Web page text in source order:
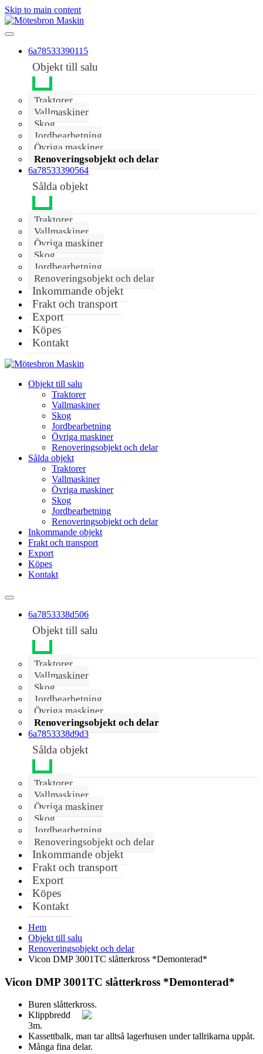
Skip to main content
6a78533390115
Objekt till salu
Traktorer
Vallmaskiner
Skog
Jordbearbetning
Övriga maskiner
Renoveringsobjekt och delar
6a78533390564
Sålda objekt
Traktorer
Vallmaskiner
Övriga maskiner
Skog
Jordbearbetning
Renoveringsobjekt och delar
Inkommande objekt
Frakt och transport
Export
Köpes
Kontakt
Objekt till salu
Traktorer
Vallmaskiner
Skog
Jordbearbetning
Övriga maskiner
Renoveringsobjekt och delar
Sålda objekt
Traktorer
Vallmaskiner
Övriga maskiner
Skog
Jordbearbetning
Renoveringsobjekt och delar
Inkommande objekt
Frakt och transport
Export
Köpes
Kontakt
6a7853338d506
Objekt till salu
Traktorer
Vallmaskiner
Skog
Jordbearbetning
Övriga maskiner
Renoveringsobjekt och delar
6a7853338d9d3
Sålda objekt
Traktorer
Vallmaskiner
Övriga maskiner
Skog
Jordbearbetning
Renoveringsobjekt och delar
Inkommande objekt
Frakt och transport
Export
Köpes
Kontakt
Hem
Objekt till salu
Renoveringsobjekt och delar
Vicon DMP 3001TC slåtterkross *Demonterad*
Vicon DMP 3001TC slåtterkross *Demonterad*
Buren slåtterkross.
Klippbredd
3m.
Kassettbalk, man tar alltså lagerhusen under tallrikarna uppåt.
Många fina delar.